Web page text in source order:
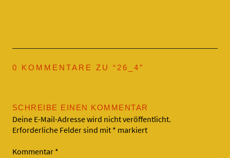
0 KOMMENTARE ZU “ 26_4”
SCHREIBE EINEN KOMMENTAR
Deine E-Mail-Adresse wird nicht veröffentlicht.
Erforderliche Felder sind mit * markiert
Kommentar *